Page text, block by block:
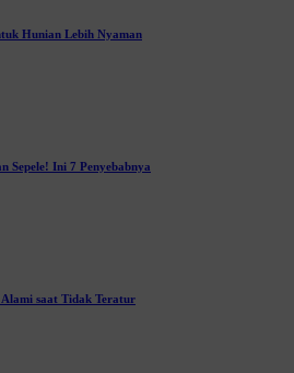
Hunian Lebih Nyaman
Sepele! Ini 7 Penyebabnya
saat Tidak Teratur